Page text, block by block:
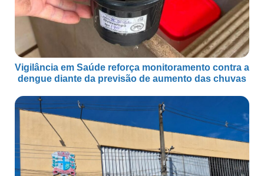
Vigilância em Saúde reforça monitoramento contra a
dengue diante da previsão de aumento das chuvas